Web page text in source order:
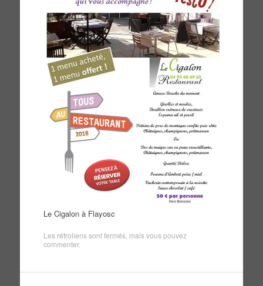
Le Cigalon à Flayosc
Les rétroliens sont fermés, mais vous pouvez
commenter.